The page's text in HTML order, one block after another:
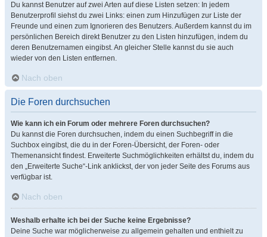
Du kannst Benutzer auf zwei Arten auf diese Listen setzen: In jedem
Benutzerprofil siehst du zwei Links: einen zum Hinzufügen zur Liste der
Freunde und einen zum Ignorieren des Benutzers. Außerdem kannst du im
persönlichen Bereich direkt Benutzer zu den Listen hinzufügen, indem du
deren Benutzernamen eingibst. An gleicher Stelle kannst du sie auch
wieder von den Listen entfernen.
Nach oben
Die Foren durchsuchen
Wie kann ich ein Forum oder mehrere Foren durchsuchen?
Du kannst die Foren durchsuchen, indem du einen Suchbegriff in die
Suchbox eingibst, die du in der Foren-Übersicht, der Foren- oder
Themenansicht findest. Erweiterte Suchmöglichkeiten erhältst du, indem du
den „Erweiterte Suche“-Link anklickst, der von jeder Seite des Forums aus
verfügbar ist.
Nach oben
Weshalb erhalte ich bei der Suche keine Ergebnisse?
Deine Suche war möglicherweise zu allgemein gehalten und enthielt zu